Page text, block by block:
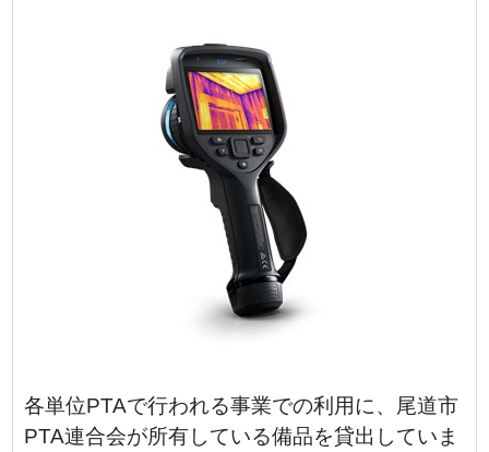
各単位PTAで行われる事業での利用に、尾道市
PTA連合会が所有している備品を貸出していま